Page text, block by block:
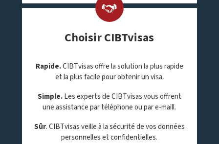
Choisir CIBTvisas
Rapide.CIBTvisas offre la solution la plus rapide
et la plus facile pour obtenir un visa.
Simple.Les experts de CIBTvisas vous offrent
une assistance par téléphone ou par e-maill.
Sûr. CIBTvisas veille à la sécurité de vos données
personnelles et confidentielles.